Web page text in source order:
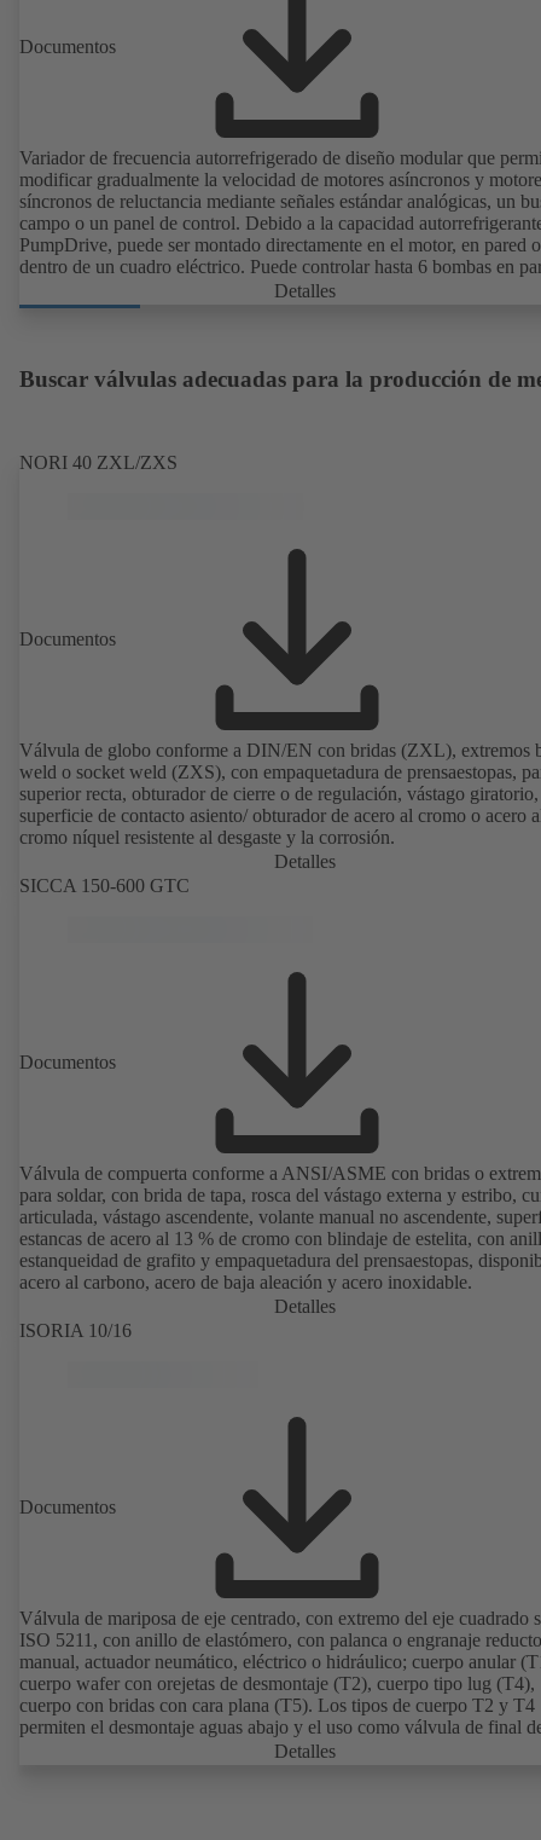
Documentos
Variador de frecuencia autorrefrigerado de diseño modular que
modificar gradualmente la velocidad de motores asíncronos y
síncronos de reluctancia mediante señales estándar analógicas, un
campo o un panel de control. Debido a la capacidad
PumpDrive, puede ser montado directamente en el motor, en pared o
dentro de un cuadro eléctrico. Puede controlar hasta 6 bombas en
sin necesidad de recurrir a un controlador externo.
Detalles
Buscar válvulas adecuadas para la producción de
NORI 40 ZXL/ZXS
Documentos
Válvula de globo conforme a DIN/EN con bridas (ZXL), extremos
weld o socket weld (ZXS), con empaquetadura de prensaestopas,
superior recta, obturador de cierre o de regulación, vástago giratorio,
superficie de contacto asiento/ obturador de acero al cromo o acero
cromo níquel resistente al desgaste y la corrosión.
Detalles
SICCA 150-600 GTC
Documentos
Válvula de compuerta conforme a ANSI/ASME con bridas o
para soldar, con brida de tapa, rosca del vástago externa y estribo,
articulada, vástago ascendente, volante manual no ascendente,
estancas de acero al 13 % de cromo con blindaje de estelita, con
estanqueidad de grafito y empaquetadura del prensaestopas,
acero al carbono, acero de baja aleación y acero inoxidable.
Detalles
ISORIA 10/16
Documentos
Válvula de mariposa de eje centrado, con extremo del eje cuadrado
ISO 5211, con anillo de elastómero, con palanca o engranaje
manual, actuador neumático, eléctrico o hidráulico; cuerpo anular
cuerpo wafer con orejetas de desmontaje (T2), cuerpo tipo lug (T4),
cuerpo con bridas con cara plana (T5). Los tipos de cuerpo T2 y T4
permiten el desmontaje aguas abajo y el uso como válvula de final
con una contrabrida. Conexiones según EN, ASME, JIS.
Detalles